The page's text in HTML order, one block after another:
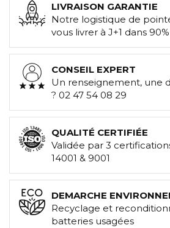
LIVRAISON GARANTIE
Notre logistique de
vous livrer à J+1 dans
CONSEIL EXPERT
Un renseignement, une
? 02 47 54 08 29
QUALITÉ CERTIFIÉE
Validée par 3
14001 & 9001
DEMARCHE
Recyclage et
batteries usagées